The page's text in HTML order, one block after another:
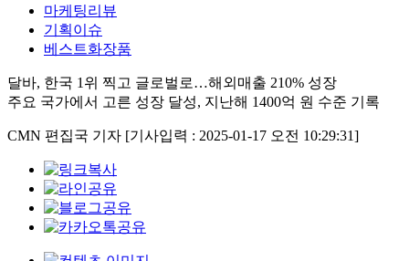
마케팅리뷰
기획이슈
베스트화장품
달바, 한국 1위 찍고 글로벌로…해외매출 210% 성장
주요 국가에서 고른 성장 달성, 지난해 1400억 원 수준 기록
CMN 편집국 기자 [기사입력 : 2025-01-17 오전 10:29:31]